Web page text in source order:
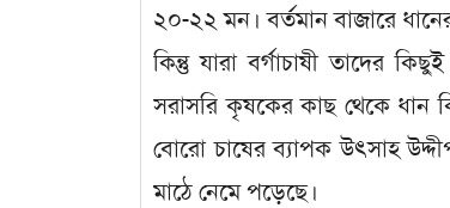
২০-২২ মন। বর্তমান বাজারে
কিন্তু যারা বর্গাচাষী তাদের
সরাসরি কৃষকের কাছ থেকে ধান
বোরো চাষের ব্যাপক উৎসাহ
মাঠে নেমে পড়েছে।